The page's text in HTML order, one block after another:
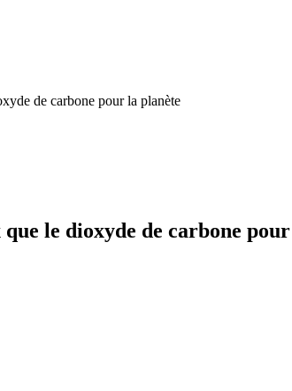
de carbone pour la planète
que le dioxyde de carbone